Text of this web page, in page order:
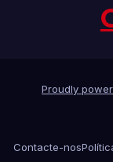
Proudly
Contacte-nos